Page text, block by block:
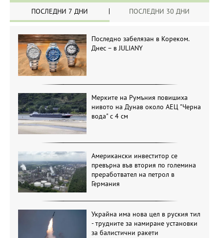
ПОСЛЕДНИ 7 ДНИ ПОСЛЕДНИ 30 ДНИ
Последно забелязан в Кореком.
Днес – в JULIANY
Мерките на Румъния повишиха
нивото на Дунав около АЕЦ "Черна
вода" с 4 см
Американски инвеститор се
превърна във втория по големина
преработвател на петрол в
Германия
Украйна има нова цел в руския тил
- трудните за намиране установки
за балистични ракети